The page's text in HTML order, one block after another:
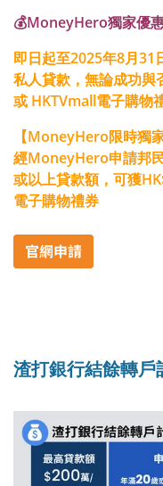
💰MoneyHero獨家優
即日起至2025年8月
私人貸款，無論成功與
或 HKTVmall電子購物
【MoneyHero限時獨
經MoneyHero申請邦
或以上貸款額，可獲
電子購物禮券
渣打銀行結餘轉戶